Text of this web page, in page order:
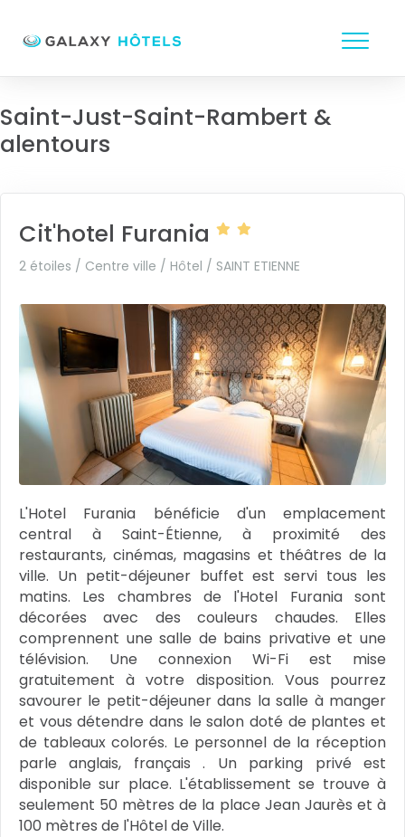
Saint-Just-Saint-Rambert &
alentours
Cit'hotel Furania
2 étoiles / Centre ville / Hôtel / SAINT ETIENNE
L'Hotel Furania bénéficie d'un emplacement
central à Saint-Étienne, à proximité des
restaurants, cinémas, magasins et théâtres de la
ville. Un petit-déjeuner buffet est servi tous les
matins. Les chambres de l'Hotel Furania sont
décorées avec des couleurs chaudes. Elles
comprennent une salle de bains privative et une
télévision. Une connexion Wi-Fi est mise
gratuitement à votre disposition. Vous pourrez
savourer le petit-déjeuner dans la salle à manger
et vous détendre dans le salon doté de plantes et
de tableaux colorés. Le personnel de la réception
parle anglais, français . Un parking privé est
disponible sur place. L'établissement se trouve à
seulement 50 mètres de la place Jean Jaurès et à
100 mètres de l'Hôtel de Ville.